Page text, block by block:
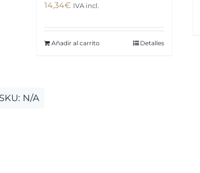
14,34€ IVA incl.
Añadir al carrito Detalles
SKU: N/A